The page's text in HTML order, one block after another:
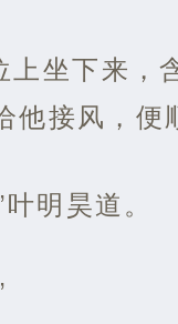
上坐下来，
他接风，便
明昊道。